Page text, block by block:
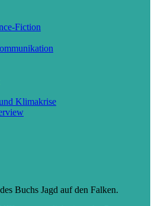
Fiction
Klimakrise